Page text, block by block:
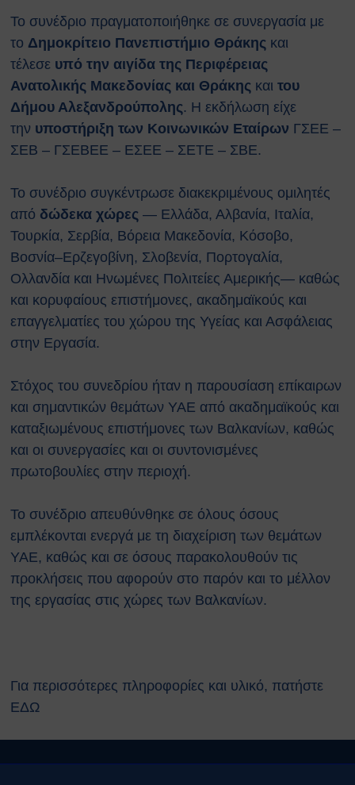
Εργονομία
Ηλεκτρικός Κίνδυνος
Μέσα Ατομικής Προστασίας
Πυροπροστασία
Χημικές Ουσίες
Οδηγίες για Επισκέπτες
Safety and Security Information
Συνεργάτη
ΕΚΠΑΙΔΕΥΣΗ
Πρώτες Βοήθειες
Μαθήματα καρδιοαναπνευστικής
αναζωογόνησης (ΚΑΡΠΑ) και
κοιλιακής ώθησης (λαβή
Σήμανση και Σύμβολα
Βιολογική Ασφάλεια
Ραδιολογική Ασφάλεια
Ασφάλεια στη χρήση εξοπλισμού
Εργονομία
Ασφαλείς μετακινήσεις
Μηχανολογική Ασφάλεια
Ηλεκτρικοί κίνδυνοι
Πυρασφάλεια
Εργασίες σε ύψος
Τεχνοστρές
ΝΟΜΟΘΕΣΙΑ
Εκδηλώσεις
Το συνέδριο πραγματοποιήθηκε σε συνεργασία με
το Δημοκρίτειο Πανεπιστήμιο Θράκης και
τέλεσε υπό την αιγίδα της Περιφέρειας
Ανατολικής Μακεδονίας και Θράκης και του
Δήμου Αλεξανδρούπολης. Η εκδήλωση είχε
την υποστήριξη των Κοινωνικών Εταίρων ΓΣΕΕ –
ΣΕΒ – ΓΣΕΒΕΕ – ΕΣΕΕ – ΣΕΤΕ – ΣΒΕ.
Το συνέδριο συγκέντρωσε διακεκριμένους ομιλητές
από δώδεκαχώρες — Ελλάδα, Αλβανία, Ιταλία,
Τουρκία, Σερβία, Βόρεια Μακεδονία, Κόσοβο,
Βοσνία–Ερζεγοβίνη, Σλοβενία, Πορτογαλία,
Ολλανδία και Ηνωμένες Πολιτείες Αμερικής— καθώς
και κορυφαίους επιστήμονες, ακαδημαϊκούς και
επαγγελματίες του χώρου της Υγείας και Ασφάλειας
στην Εργασία.
Στόχος του συνεδρίου ήταν η παρουσίαση επίκαιρων
και σημαντικών θεμάτων ΥΑΕ από ακαδημαϊκούς και
καταξιωμένους επιστήμονες των Βαλκανίων, καθώς
και οι συνεργασίες και οι συντονισμένες
πρωτοβουλίες στην περιοχή.
Το συνέδριο απευθύνθηκε σε όλους όσους
εμπλέκονται ενεργά με τη διαχείριση των θεμάτων
ΥΑΕ, καθώς και σε όσους παρακολουθούν τις
προκλήσεις που αφορούν στο παρόν και το μέλλον
της εργασίας στις χώρες των Βαλκανίων.
Για περισσότερες πληροφορίες και υλικό, πατήστε
ΕΔΩ